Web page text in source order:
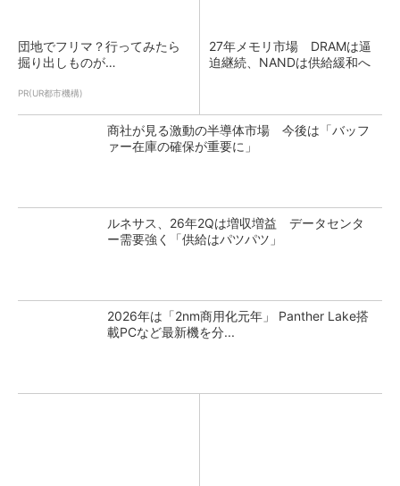
団地でフリマ？行ってみたら
掘り出しものが…
PR(UR都市機構)
27年メモリ市場 DRAMは逼
迫継続、NANDは供給緩和へ
商社が見る激動の半導体市場 今後は「バッフ
ァー在庫の確保が重要に」
ルネサス、26年2Qは増収増益 データセンタ
ー需要強く「供給はパツパツ」
2026年は「2nm商用化元年」 Panther Lake搭
載PCなど最新機を分...